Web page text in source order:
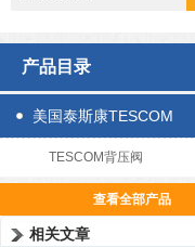
产品目录
美国泰斯康TESCOM
TESCOM背压阀
查看全部产品
相关文章